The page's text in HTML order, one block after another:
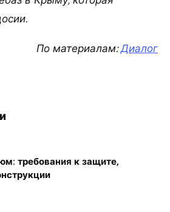
По материалам:Диалог
требования к защите,